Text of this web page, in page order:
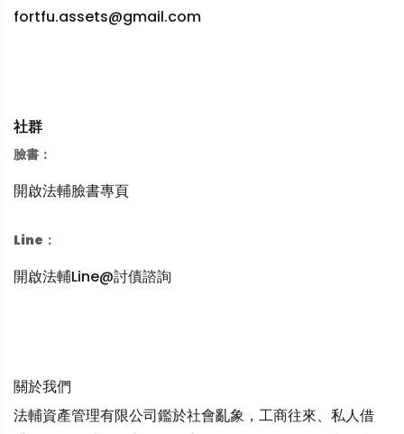
fortfu.assets@gmail.com
社群
臉書：
開啟法輔臉書專頁
Line：
開啟法輔Line@討債諮詢
關於我們
法輔資產管理有限公司鑑於社會亂象，工商往來、私人借